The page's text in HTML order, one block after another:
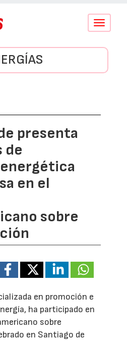
Conmutar
presenta
de
en el
sobre
en promoción e
ha participado en
sobre
en Santiago de